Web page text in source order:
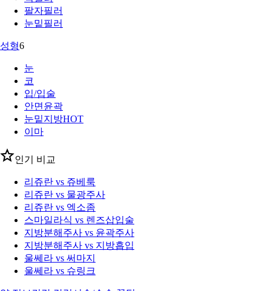
팔자필러
눈밑필러
성형6
눈
코
입/입술
안면윤곽
눈밑지방HOT
이마
인기 비교
리쥬란 vs 쥬베룩
리쥬란 vs 물광주사
리쥬란 vs 엑소좀
스마일라식 vs 렌즈삽입술
지방분해주사 vs 윤곽주사
지방분해주사 vs 지방흡입
울쎄라 vs 써마지
울쎄라 vs 슈링크